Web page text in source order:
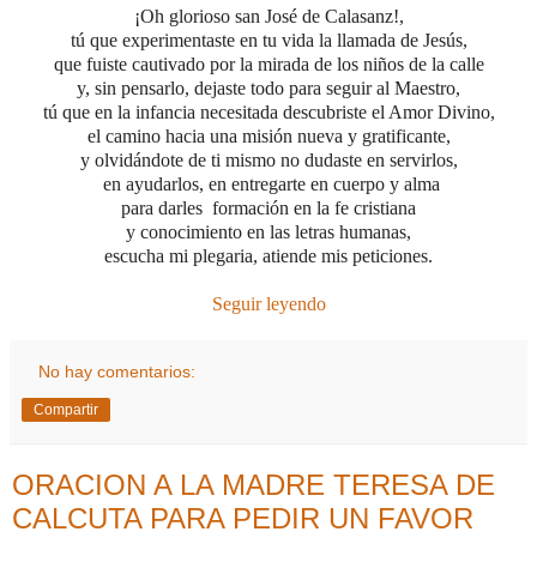
¡Oh glorioso san José de Calasanz!,
tú que experimentaste en tu vida la llamada de Jesús,
que fuiste cautivado por la mirada de los niños de la calle
y, sin pensarlo, dejaste todo para seguir al Maestro,
tú que en la infancia necesitada descubriste el Amor Divino,
el camino hacia una misión nueva y gratificante,
y olvidándote de ti mismo no dudaste en servirlos,
en ayudarlos, en entregarte en cuerpo y alma
para darles formación en la fe cristiana
y conocimiento en las letras humanas,
escucha mi plegaria, atiende mis peticiones.
Seguir leyendo
No hay comentarios:
Compartir
ORACION A LA MADRE TERESA DE
CALCUTA PARA PEDIR UN FAVOR